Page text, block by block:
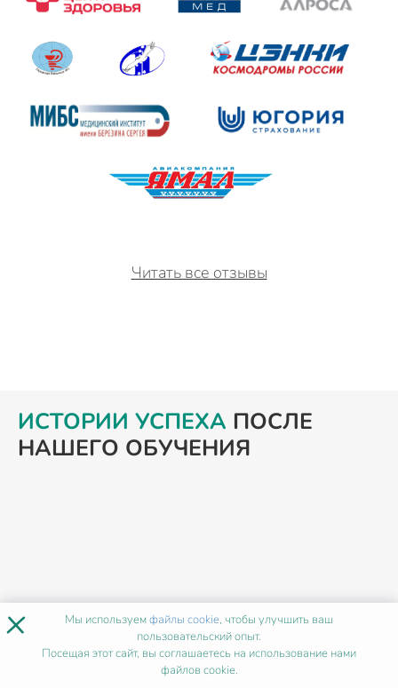
Читать все отзывы
ИСТОРИИ УСПЕХА ПОСЛЕ
НАШЕГО ОБУЧЕНИЯ
Ольга Тарасова
× Мы используемфайлы cookie, чтобы улучшить ваш
пользовательский опыт.
Посещая этот сайт, вы соглашаетесь на использование нами
файлов cookie.